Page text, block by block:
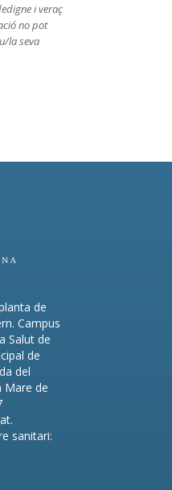
i veraç
no pot
la seva
de
Campus
Salut de
de
del
Mare de
sanitari: